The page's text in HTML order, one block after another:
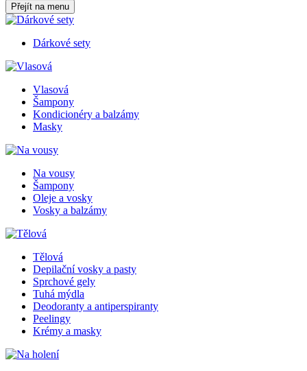
Přejít na menu
Dárkové sety
Vlasová
Šampony
Kondicionéry a balzámy
Masky
Na vousy
Šampony
Oleje a vosky
Vosky a balzámy
Tělová
Depilační vosky a pasty
Sprchové gely
Tuhá mýdla
Deodoranty a antiperspiranty
Peelingy
Krémy a masky